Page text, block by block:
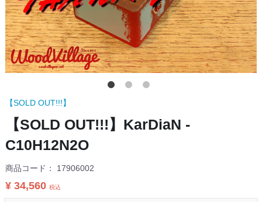
【SOLD OUT!!!】
【SOLD OUT!!!】KarDiaN -
C10H12N2O
商品コード： 17906002
¥ 34,560 税込